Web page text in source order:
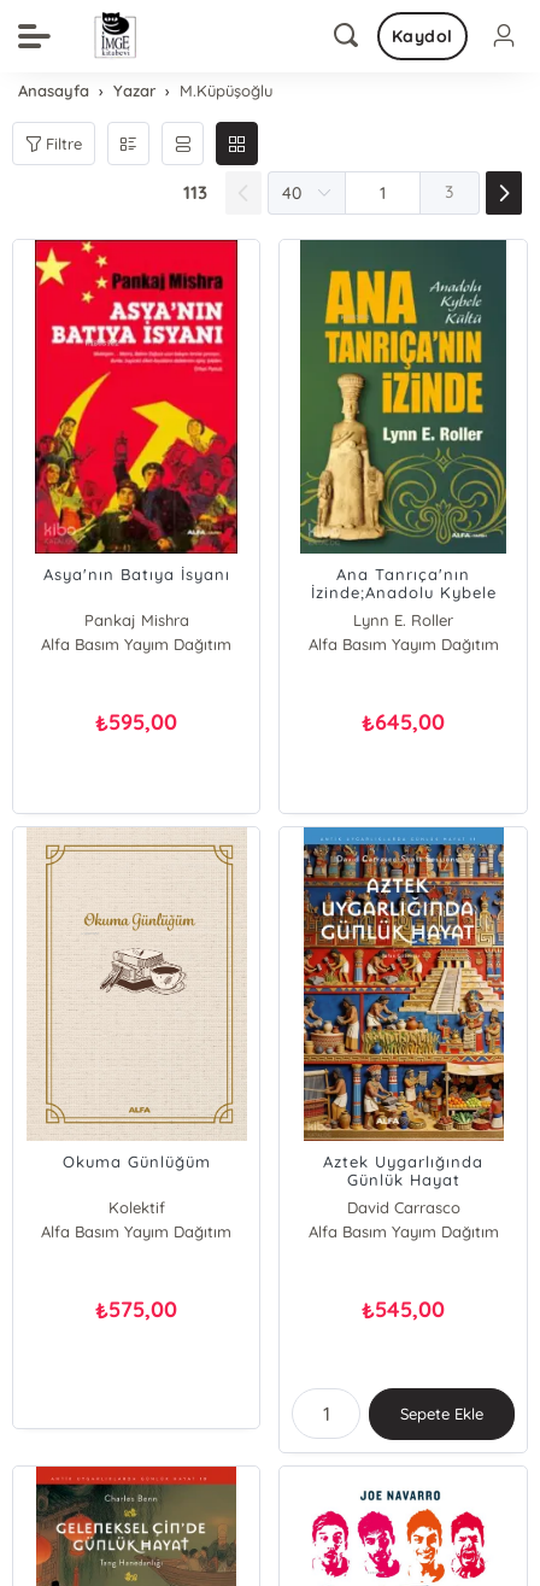
Kaydol
Anasayfa Yazar M.Küpüşoğlu
Filtre
113 3
Asya'nın Batıya İsyanı
Pankaj Mishra
Alfa Basım Yayım Dağıtım
₺595,00
Ana Tanrıça'nın
İzinde;Anadolu Kybele
Lynn E. Roller
Alfa Basım Yayım Dağıtım
₺645,00
Okuma Günlüğüm
Kolektif
Alfa Basım Yayım Dağıtım
₺575,00
Aztek Uygarlığında
Günlük Hayat
David Carrasco
Alfa Basım Yayım Dağıtım
₺545,00
Sepete Ekle